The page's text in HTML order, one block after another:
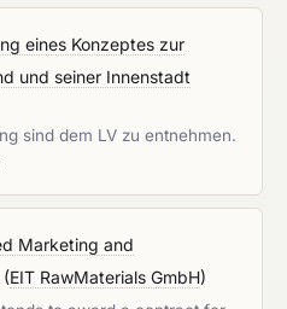
eines Konzeptes zur
und seiner Innenstadt
sind dem LV zu entnehmen.
Marketing and
(EIT RawMaterials GmbH)